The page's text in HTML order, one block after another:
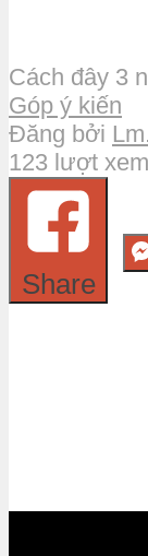
Cách đây 3
Góp ý kiến
Đăng bởi
123 lượt xem
Share